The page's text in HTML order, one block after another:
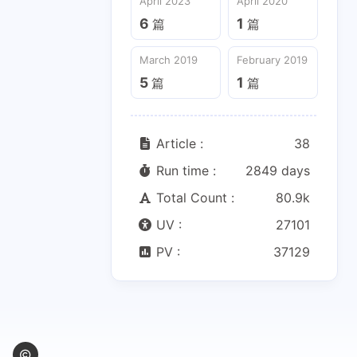
1篇
6 篇 1 篇
March 2019
5 篇
February 2019
1 篇
Article :
38
Run time :
2849 days
Total Count :
80.9k
UV :
27101
PV :
37129